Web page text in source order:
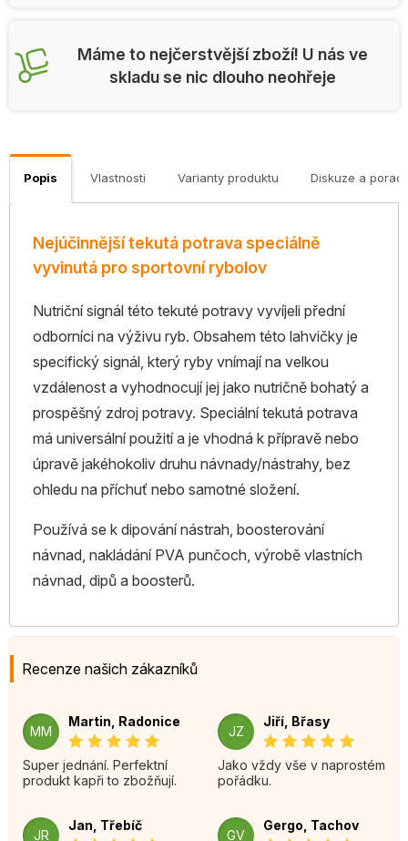
Máme to nejčerstvější zboží! U nás ve
skladu se nic dlouho neohřeje
Popis Vlastnosti Varianty produktu Diskuze a
Nejúčinnější tekutá potrava speciálně
vyvinutá pro sportovní rybolov
Nutriční signál této tekuté potravy vyvíjeli přední
odborníci na výživu ryb. Obsahem této lahvičky je
specifický signál, který ryby vnímají na velkou
vzdálenost a vyhodnocují jej jako nutričně bohatý a
prospěšný zdroj potravy. Speciální tekutá potrava
má universální použití a je vhodná k přípravě nebo
úpravě jakéhokoliv druhu návnady/nástrahy, bez
ohledu na příchuť nebo samotné složení.
Používá se k dipování nástrah, boosterování
návnad, nakládání PVA punčoch, výrobě vlastních
návnad, dipů a boosterů.
Recenze našich zákazníků
MM
Martin, Radonice
Super jednání. Perfektní
produkt kapři to zbožňují.
JZ
Jiří, Břasy
Jako vždy vše v naprostém
pořádku.
JR
Jan, Třebíč
GV
Gergo, Tachov